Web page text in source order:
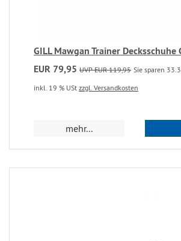
GILL Mawgan Trainer Decksschuhe
EUR 79,95 UVP EUR 119,95 Sie sparen
inkl. 19 % USt zzgl. Versandkosten
mehr...